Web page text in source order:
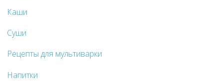
Каши
Суши
Рецепты для мультиварки
Напитки